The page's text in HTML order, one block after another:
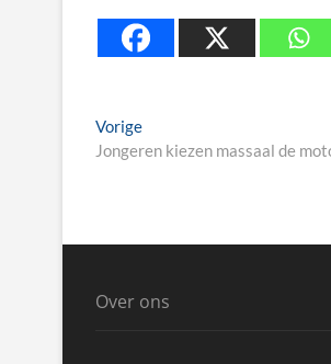
Berichtnavigatie
VorigePrevious
post:
Jongeren kiezen massaal de
Over ons